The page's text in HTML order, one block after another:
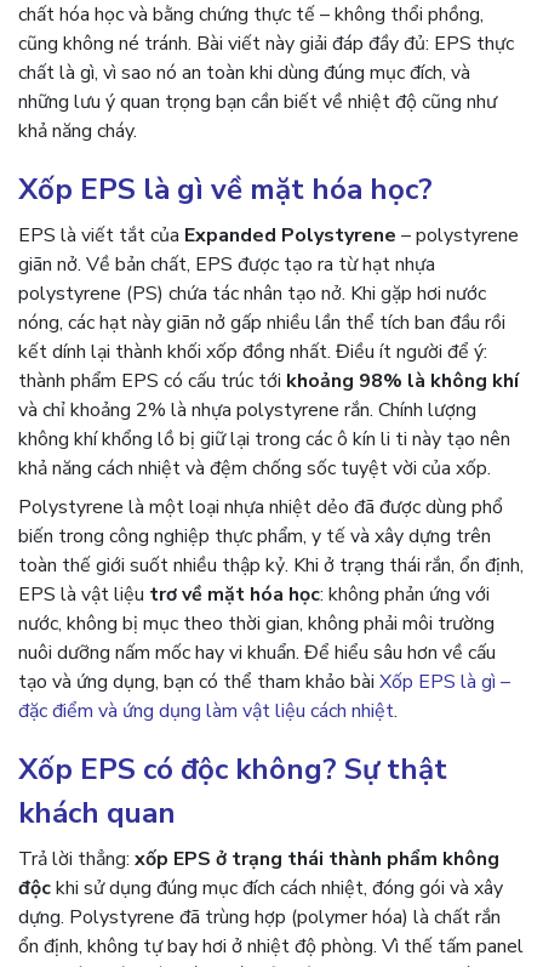
chất hóa học và bằng chứng thực tế – không thổi phồng,
cũng không né tránh. Bài viết này giải đáp đầy đủ: EPS thực
chất là gì, vì sao nó an toàn khi dùng đúng mục đích, và
những lưu ý quan trọng bạn cần biết về nhiệt độ cũng như
khả năng cháy.
Xốp EPS là gì về mặt hóa học?
EPS là viết tắt của Expanded Polystyrene – polystyrene
giãn nở. Về bản chất, EPS được tạo ra từ hạt nhựa
polystyrene (PS) chứa tác nhân tạo nở. Khi gặp hơi nước
nóng, các hạt này giãn nở gấp nhiều lần thể tích ban đầu rồi
kết dính lại thành khối xốp đồng nhất. Điều ít người để ý:
thành phẩm EPS có cấu trúc tới khoảng 98% là không khí
và chỉ khoảng 2% là nhựa polystyrene rắn. Chính lượng
không khí khổng lồ bị giữ lại trong các ô kín li ti này tạo nên
khả năng cách nhiệt và đệm chống sốc tuyệt vời của xốp.
Polystyrene là một loại nhựa nhiệt dẻo đã được dùng phổ
biến trong công nghiệp thực phẩm, y tế và xây dựng trên
toàn thế giới suốt nhiều thập kỷ. Khi ở trạng thái rắn, ổn định,
EPS là vật liệu trơ về mặt hóa học: không phản ứng với
nước, không bị mục theo thời gian, không phải môi trường
nuôi dưỡng nấm mốc hay vi khuẩn. Để hiểu sâu hơn về cấu
tạo và ứng dụng, bạn có thể tham khảo bài Xốp EPS là gì –
đặc điểm và ứng dụng làm vật liệu cách nhiệt.
Xốp EPS có độc không? Sự thật
khách quan
Trả lời thẳng: xốp EPS ở trạng thái thành phẩm không
độckhi sử dụng đúng mục đích cách nhiệt, đóng gói và xây
dựng. Polystyrene đã trùng hợp (polymer hóa) là chất rắn
ổn định, không tự bay hơi ở nhiệt độ phòng. Vì thế tấm panel